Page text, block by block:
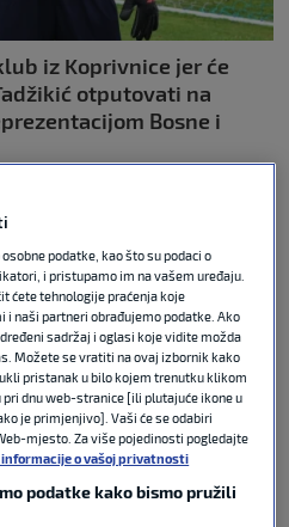
iz Koprivnice jer će
otputovati na
Bosne i
jer riječ je, ipak, o najvećoj
u koju će biti uperene
se izSlaven Belupate
je početkom aktualne
pripremama
je sezone pet puta
Koprivnicu je doselio iz
Veleža dvije godine
vratarem BiH lige.
podatke, kao što su podaci o
i pristupamo im na vašem uređaju.
ćete tehnologije praćenja koje
i naši partneri obrađujemo podatke. Ako
sadržaj i oglasi koje vidite možda
Možete se vratiti na ovaj izbornik kako
pristanak u bilo kojem trenutku klikom
dnu web-stranice [ili plutajuće ikone u
je primjenjivo]. Vaši će se odabiri
mjesto. Za više pojedinosti pogledajte
o vašoj privatnosti
podatke kako bismo pružili